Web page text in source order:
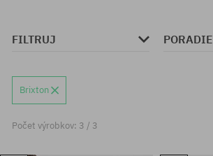
FILTRUJ PORADIE
Brixton
Počet výrobkov: 3 / 3